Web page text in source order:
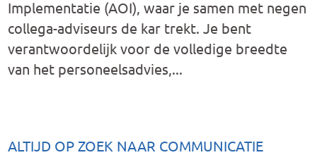
Implementatie (AOI), waar je samen met negen
collega-adviseurs de kar trekt. Je bent
verantwoordelijk voor de volledige breedte
van het personeelsadvies,...
ALTIJD OP ZOEK NAAR COMMUNICATIE